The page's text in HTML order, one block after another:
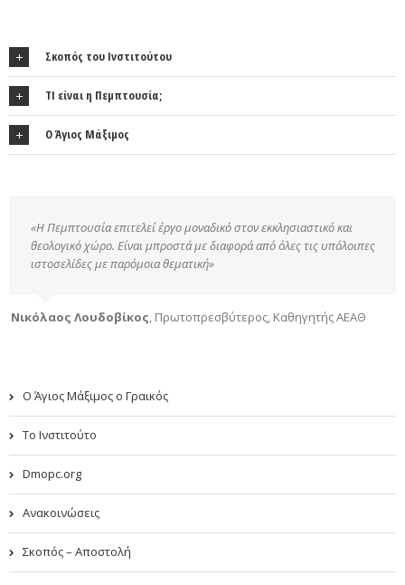
Σκοπός του Ινστιτούτου
ΤΙ είναι η Πεμπτουσία;
Ο Άγιος Μάξιμος
«Η Πεμπτουσία επιτελεί έργο μοναδικό στον εκκλησιαστικό και
θεολογικό χώρο. Είναι μπροστά με διαφορά από όλες τις υπόλοιπες
ιστοσελίδες με παρόμοια θεματική»
Νικόλαος Λουδοβίκος, Πρωτοπρεσβύτερος, Καθηγητής ΑΕΑΘ
Ο Άγιος Μάξιμος ο Γραικός
Το Ινστιτούτο
Dmopc.org
Ανακοινώσεις
Σκοπός – Αποστολή